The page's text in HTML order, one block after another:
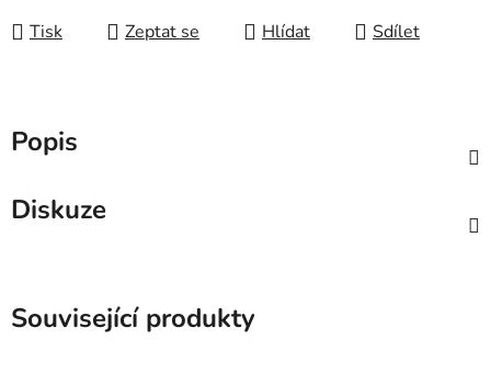
Tisk Zeptat se Hlídat Sdílet
Popis
Diskuze
Související produkty